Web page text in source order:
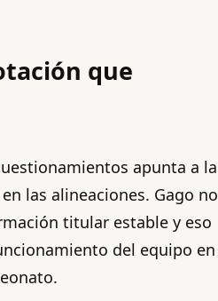
que
apunta a la
las alineaciones. Gago no
titular estable y eso
del equipo en